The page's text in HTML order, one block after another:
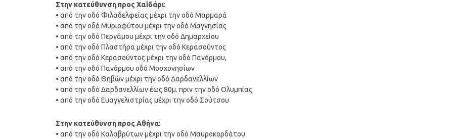
Στην κατεύθυνση προς Χαϊδάρι:
• από την οδό Φιλαδελφείας μέχρι την οδό Μαρμαρά
• από την οδό Μυριοφύτου μέχρι την οδό Μαγνησίας
• από την οδό Περγάμου μέχρι την οδό Δημαρχείου
• από την οδό Πλαστήρα μέχρι την οδό Κερασούντος
• από την οδό Κερασούντος μέχρι την οδό Πανόρμου,
• από την οδό Πανόρμου οδό Μοσχονησίων
• από την οδό Θηβών μέχρι την οδό Δαρδανελλίων
• από την οδό Δαρδανελλίων έως 80μ. πριν την οδό Ολυμπίας
• από την οδό Ευαγγελιστρίας μέχρι την οδό Σούτσου
Στην κατεύθυνση προς Αθήνα:
• από την οδό Καλαβρύτων μέχρι την οδό Μαυροκορδάτου